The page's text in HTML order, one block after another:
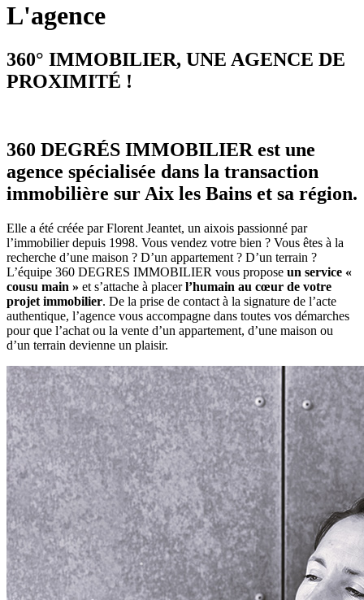
L'agence
360° IMMOBILIER, UNE AGENCE DE
PROXIMITÉ !
360 DEGRÉS IMMOBILIER est une
agence spécialisée dans la transaction
immobilière sur Aix les Bains et sa région.
Elle a été créée par Florent Jeantet, un aixois passionné par
l’immobilier depuis 1998. Vous vendez votre bien ? Vous êtes à la
recherche d’une maison ? D’un appartement ? D’un terrain ?
L’équipe 360 DEGRES IMMOBILIER vous propose un service «
cousu main » et s’attache à placerl’humain au cœur de votre
projet immobilier. De la prise de contact à la signature de l’acte
authentique, l’agence vous accompagne dans toutes vos démarches
pour que l’achat ou la vente d’un appartement, d’une maison ou
d’un terrain devienne un plaisir.